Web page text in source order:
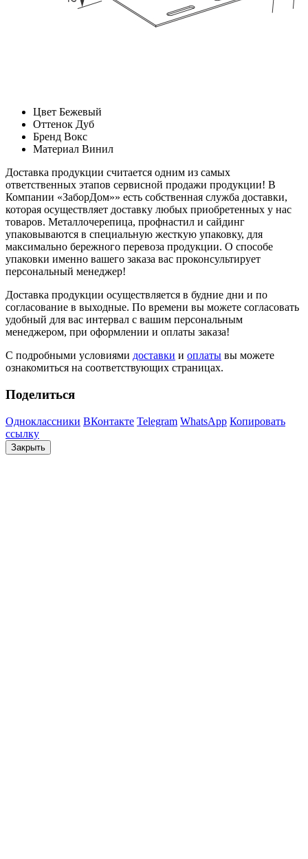
Цвет Бежевый
Оттенок Дуб
Бренд Вокс
Материал Винил
Доставка продукции считается одним из самых
ответственных этапов сервисной продажи продукции! В
Компании «ЗаборДом»» есть собственная служба доставки,
которая осуществляет доставку любых приобретенных у нас
товаров. Металлочерепица, профнастил и сайдинг
упаковываются в специальную жесткую упаковку, для
максимально бережного перевоза продукции. О способе
упаковки именно вашего заказа вас проконсультирует
персональный менеджер!
Доставка продукции осуществляется в будние дни и по
согласование в выходные. По времени вы можете согласовать
удобный для вас интервал с вашим персональным
менеджером, при оформлении и оплаты заказа!
С подробными условиями доставки и оплаты вы можете
ознакомиться на соответствующих страницах.
Поделиться
Одноклассники ВКонтакте Telegram WhatsApp Копировать
ссылку
Закрыть